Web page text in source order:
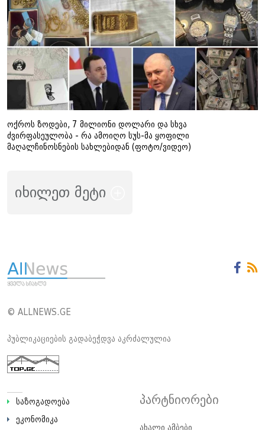
ოქროს ზოდები, 7 მილიონი დოლარი და სხვა
ძვირფასეულობა - რა ამოიღო სუს-მა ყოფილი
მაღალჩინოსნების სახლებიდან (ფოტო/ვიდეო)
იხილეთ მეტი
© ALLNEWS.GE
პუბლიკაციების გადაბეჭდვა აკრძალულია
საზოგადოება
ეკონომიკა
პარტნიორები
ახალი ამბები